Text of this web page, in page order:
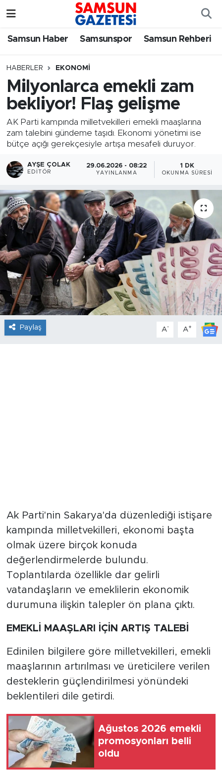
Samsun Haber Samsunspor Samsun Rehberi
HABERLER EKONOMI
Milyonlarca emekli zam
bekliyor! Flaş gelişme
AK Parti kampında milletvekilleri emekli maaşlarına
zam talebini gündeme taşıdı. Ekonomi yönetimi ise
bütçe açığı gerekçesiyle artışa mesafeli duruyor.
AYŞE ÇOLAK
EDITÖR
29.06.2026 - 08:22
YAYINLANMA
1 DK
OKUNMA SÜRESI
Paylaş A- A+
Ak Parti'nin Sakarya'da düzenlediği istişare
kampında milletvekilleri, ekonomi başta
olmak üzere birçok konuda
değerlendirmelerde bulundu.
Toplantılarda özellikle dar gelirli
vatandaşların ve emeklilerin ekonomik
durumuna ilişkin talepler ön plana çıktı.
EMEKLİ MAAŞLARI İÇİN ARTIŞ TALEBİ
Edinilen bilgilere göre milletvekilleri, emekli
maaşlarının artırılması ve üreticilere verilen
desteklerin güçlendirilmesi yönündeki
beklentileri dile getirdi.
Ağustos 2026 emekli
promosyonları belli
oldu
Samsun Haber
Samsun Rehberi
Resmi İlanlar
Samsun Nöbetçi Eczaneler
Samsun Hava Durumu
SAMSUN Namaz Vakitleri
Samsun Trafik Yoğunluk Haritası
Süper Lig Puan Durumu ve Fikstür
Tüm Manşetler
Son Dakika Haberleri
Haber Arşivi